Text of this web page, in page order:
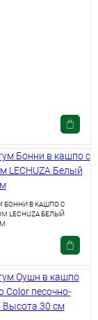
БОННИ В КАШПО С
LECHUZA БЕЛЫЙ